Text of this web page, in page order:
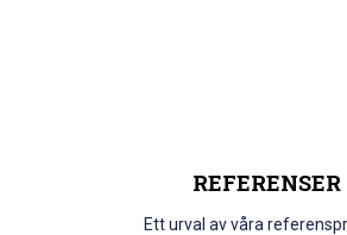
REFERENSER
Ett urval av våra